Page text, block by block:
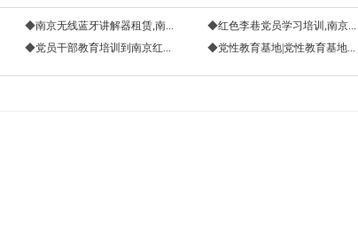
◆南京无线蓝牙讲解器租赁,南... ◆红色李巷党员学习培训,南京...
◆党员干部教育培训到南京红... ◆党性教育基地|党性教育基地...